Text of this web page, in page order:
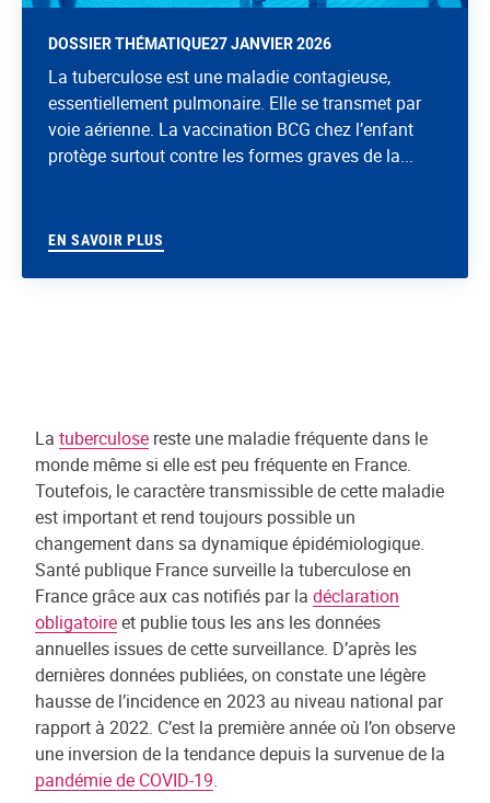
DOSSIER THÉMATIQUE27 JANVIER 2026
La tuberculose est une maladie contagieuse,
essentiellement pulmonaire. Elle se transmet par
voie aérienne. La vaccination BCG chez l’enfant
protège surtout contre les formes graves de la...
EN SAVOIR PLUS
La tuberculose reste une maladie fréquente dans le
monde même si elle est peu fréquente en France.
Toutefois, le caractère transmissible de cette maladie
est important et rend toujours possible un
changement dans sa dynamique épidémiologique.
Santé publique France surveille la tuberculose en
France grâce aux cas notifiés par la déclaration
obligatoireet publie tous les ans les données
annuelles issues de cette surveillance. D’après les
dernières données publiées, on constate une légère
hausse de l’incidence en 2023 au niveau national par
rapport à 2022. C’est la première année où l’on observe
une inversion de la tendance depuis la survenue de la
pandémie de COVID-19.